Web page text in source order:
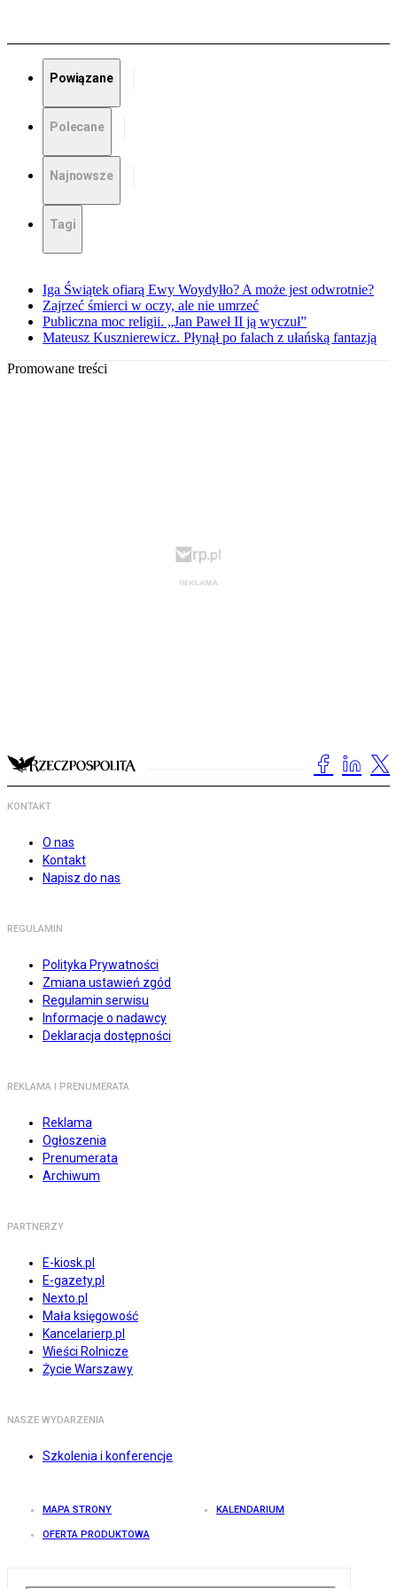
Powiązane
Polecane
Najnowsze
Tagi
Iga Świątek ofiarą Ewy Woydyłło? A może jest odwrotnie?
Zajrzeć śmierci w oczy, ale nie umrzeć
Publiczna moc religii. „Jan Paweł II ją wyczuł”
Mateusz Kusznierewicz. Płynął po falach z ułańską fantazją
Promowane treści
KONTAKT
O nas
Kontakt
Napisz do nas
REGULAMIN
Polityka Prywatności
Zmiana ustawień zgód
Regulamin serwisu
Informacje o nadawcy
Deklaracja dostępności
REKLAMA I PRENUMERATA
Reklama
Ogłoszenia
Prenumerata
Archiwum
PARTNERZY
E-kiosk.pl
E-gazety.pl
Nexto.pl
Mała księgowość
Kancelarierp.pl
Wieści Rolnicze
Życie Warszawy
NASZE WYDARZENIA
Szkolenia i konferencje
MAPA STRONY KALENDARIUM
OFERTA PRODUKTOWA